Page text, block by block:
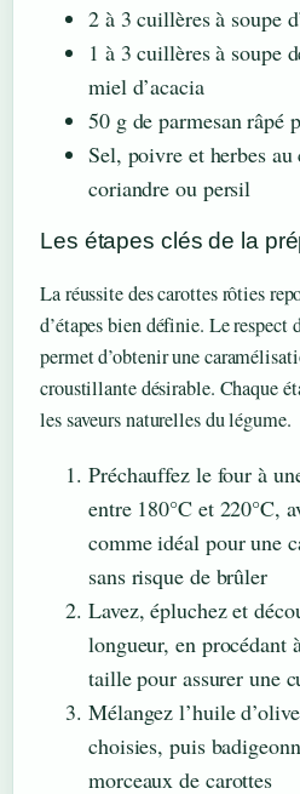
2 à 3 cuillères à soupe
1 à 3 cuillères à soupe
miel d’acacia
50 g de parmesan râpé
Sel, poivre et herbes
coriandre ou persil
Les étapes clés de la
La réussite des carottes rôties
d’étapes bien définie. Le respect
permet d’obtenir une
croustillante désirable. Chaque
les saveurs naturelles du légume.
Préchauffez le four à
entre 180°C et 220°C,
comme idéal pour une
sans risque de brûler
Lavez, épluchez et
longueur, en procédant
taille pour assurer une
Mélangez l’huile
choisies, puis
morceaux de carottes